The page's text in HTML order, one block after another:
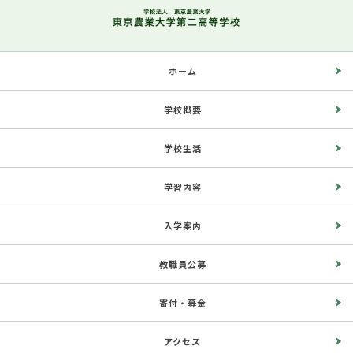
ホーム
学校概要
学校生活
学習内容
入学案内
教職員公募
寄付・募金
アクセス